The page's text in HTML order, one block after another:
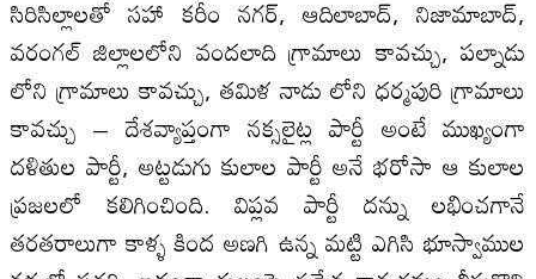
సిరిసిల్లాలతో సహా కరీం నగర్, ఆదిలాబాద్, నిజామాబాద్,
వరంగల్ జిల్లాలలోని వందలాది గ్రామాలు కావచ్చు, పల్నాడు
లోని గ్రామాలు కావచ్చు, తమిళ నాడు లోని ధర్మపురి గ్రామాలు
కావచ్చు – దేశవ్యాప్తంగా నక్సలైట్ల పార్టీ అంటే ముఖ్యంగా
దళితుల పార్టీ, అట్టడుగు కులాల పార్టీ అనే భరోసా ఆ కులాల
ప్రజలలో కలిగించింది. విప్లవ పార్టీ దన్ను లభించగానే
తరతరాలుగా కాళ్ళ కింద అణగి ఉన్న మట్టి ఎగిసి భూస్వాముల